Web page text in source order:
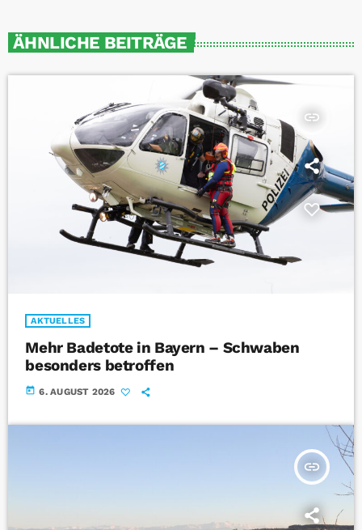
ÄHNLICHE BEITRÄGE
insert_link
AKTUELLES
Mehr Badetote in Bayern – Schwaben
besonders betroffen
today 6. AUGUST 2026
insert_link